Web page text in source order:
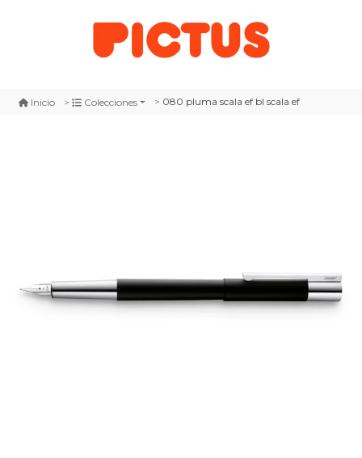
Inicio Colecciones 080 pluma scala ef bl scala ef